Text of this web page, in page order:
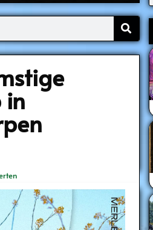
in